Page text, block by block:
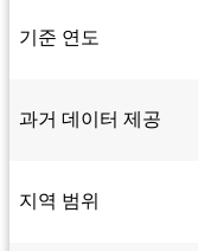
기준 연도
과거 데이터 제공
지역 범위